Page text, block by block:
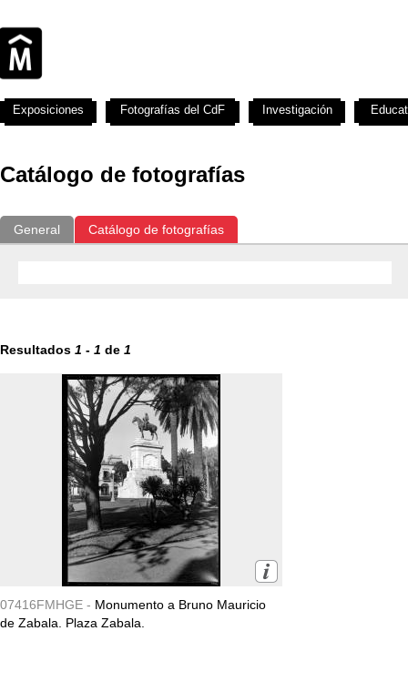
Catálogo de fotografías
General Catálogo de fotografías
Resultados 1 - 1 de 1
07416FMHGE - Monumento a Bruno Mauricio
de Zabala. Plaza Zabala.
Exposiciones Fotografías del CdF Investigación